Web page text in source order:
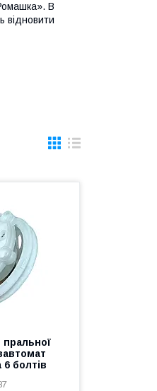
В
відновити
болтів